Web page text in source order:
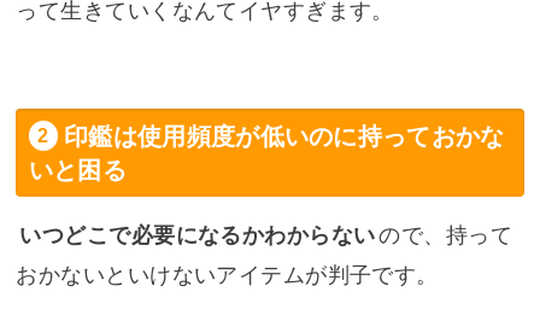
って生きていくなんてイヤすぎます。
印鑑は使用頻度が低いのに持っておかな
いと困る
いつどこで必要になるかわからないので、持って
おかないといけないアイテムが判子です。